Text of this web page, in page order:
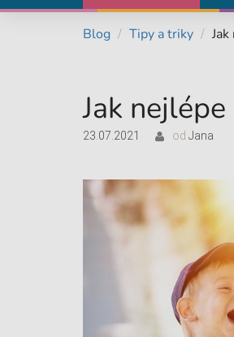
Blog Tipy a triky
Jak
23.07.2021 od Jana